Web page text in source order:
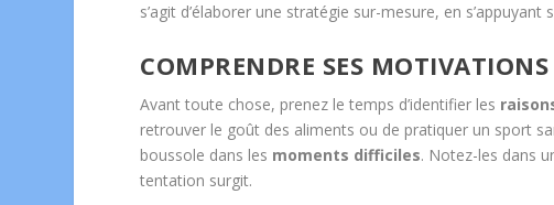
s’agit d’élaborer une stratégie sur-mesure, en
COMPRENDRE SES
Avant toute chose, prenez le temps d’identifier les
retrouver le goût des aliments ou de pratiquer un sport
boussole dans les moments difficiles. Notez-les dans
tentation surgit.